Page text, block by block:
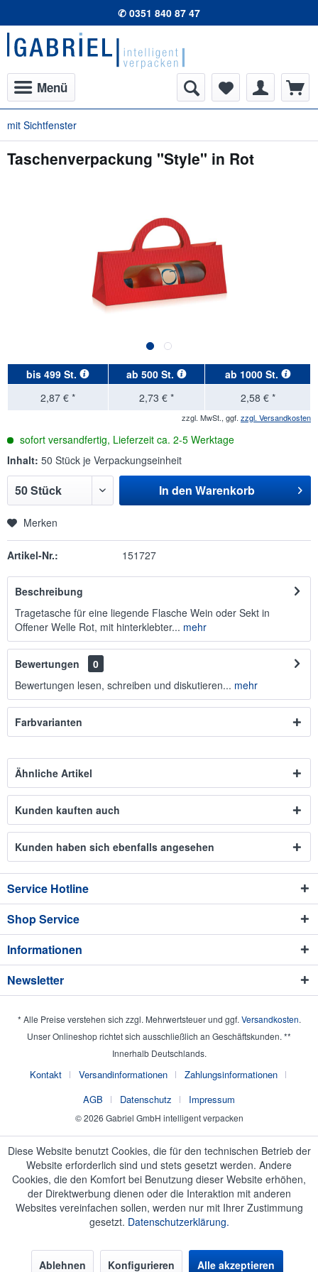
✆ 0351 840 87 47
Menü
mit Sichtfenster
Taschenverpackung "Style" in Rot
bis 499 St. ab 500 St. ab 1000 St.
2,87 € *
2,73 € * 2,58 € *
zzgl. MwSt., ggf. zzgl. Versandkosten
sofort versandfertig, Lieferzeit ca. 2-5 Werktage
Inhalt: 50 Stück je Verpackungseinheit
In den Warenkorb
Merken
Artikel-Nr.: 151727
Beschreibung
Tragetasche für eine liegende Flasche Wein oder Sekt in
Offener Welle Rot, mit hinterklebter... mehr
Bewertungen
0
Bewertungen lesen, schreiben und diskutieren... mehr
Farbvarianten
Ähnliche Artikel
Kunden kauften auch
Kunden haben sich ebenfalls angesehen
Service Hotline
Shop Service
Informationen
Newsletter
* Alle Preise verstehen sich zzgl. Mehrwertsteuer und ggf. Versandkosten.
Unser Onlineshop richtet sich ausschließlich an Geschäftskunden. **
Innerhalb Deutschlands.
Kontakt Versandinformationen
Zahlungsinformationen
AGB
Datenschutz Impressum
© 2026 Gabriel GmbH intelligent verpacken
Diese Website benutzt Cookies, die für den technischen Betrieb der
Website erforderlich sind und stets gesetzt werden. Andere
Cookies, die den Komfort bei Benutzung dieser Website erhöhen,
der Direktwerbung dienen oder die Interaktion mit anderen
Websites vereinfachen sollen, werden nur mit Ihrer Zustimmung
gesetzt. Datenschutzerklärung.
Ablehnen Konfigurieren Alle akzeptieren